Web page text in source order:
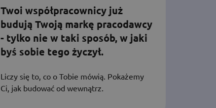
Twoi współpracownicy już
budują Twoją markę pracodawcy
- tylko nie w taki sposób, w jaki
byś sobie tego życzył.
Liczy się to, co o Tobie mówią. Pokażemy
Ci, jak budować od wewnątrz.